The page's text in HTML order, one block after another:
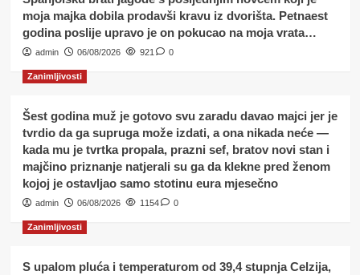
moja majka dobila prodavši kravu iz dvorišta. Petnaest
godina poslije upravo je on pokucao na moja vrata…
admin 06/08/2026 921 0
Zanimljivosti
Šest godina muž je gotovo svu zaradu davao majci jer je
tvrdio da ga supruga može izdati, a ona nikada neće —
kada mu je tvrtka propala, prazni sef, bratov novi stan i
majčino priznanje natjerali su ga da klekne pred ženom
kojoj je ostavljao samo stotinu eura mjesečno
admin 06/08/2026 1154 0
Zanimljivosti
S upalom pluća i temperaturom od 39,4 stupnja Celzija,